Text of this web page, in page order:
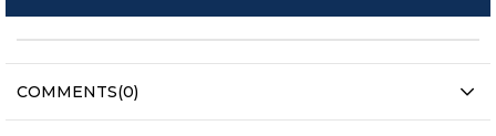
COMMENTS(0)